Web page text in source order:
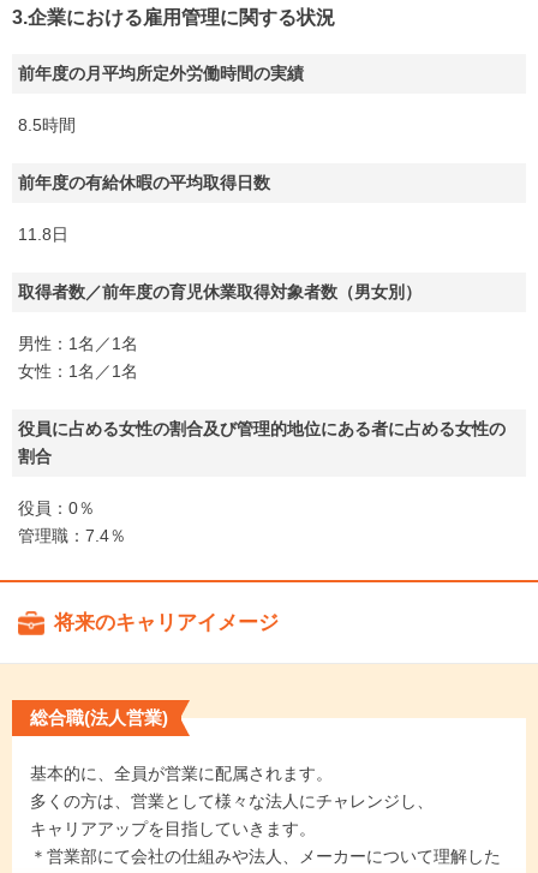
3.企業における雇用管理に関する状況
前年度の月平均所定外労働時間の実績
8.5時間
前年度の有給休暇の平均取得日数
11.8日
取得者数／前年度の育児休業取得対象者数（男女別）
男性：1名／1名
女性：1名／1名
役員に占める女性の割合及び管理的地位にある者に占める女性の
割合
役員：0％
管理職：7.4％
将来のキャリアイメージ
総合職(法人営業)
基本的に、全員が営業に配属されます。
多くの方は、営業として様々な法人にチャレンジし、
キャリアアップを目指していきます。
＊営業部にて会社の仕組みや法人、メーカーについて理解した